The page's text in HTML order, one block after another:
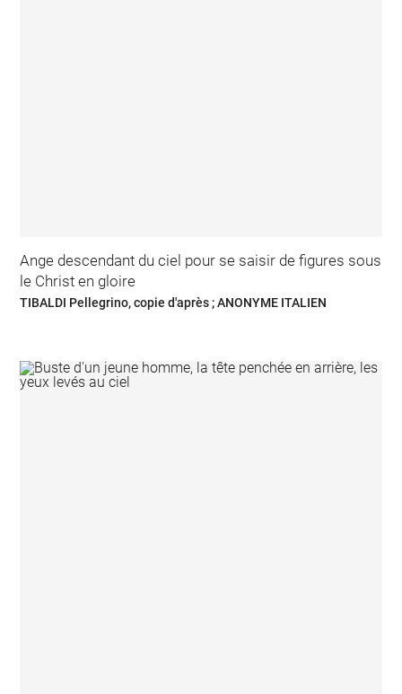
Ange descendant du ciel pour se saisir de figures sous
le Christ en gloire
TIBALDI Pellegrino, copie d'après ; ANONYME ITALIEN